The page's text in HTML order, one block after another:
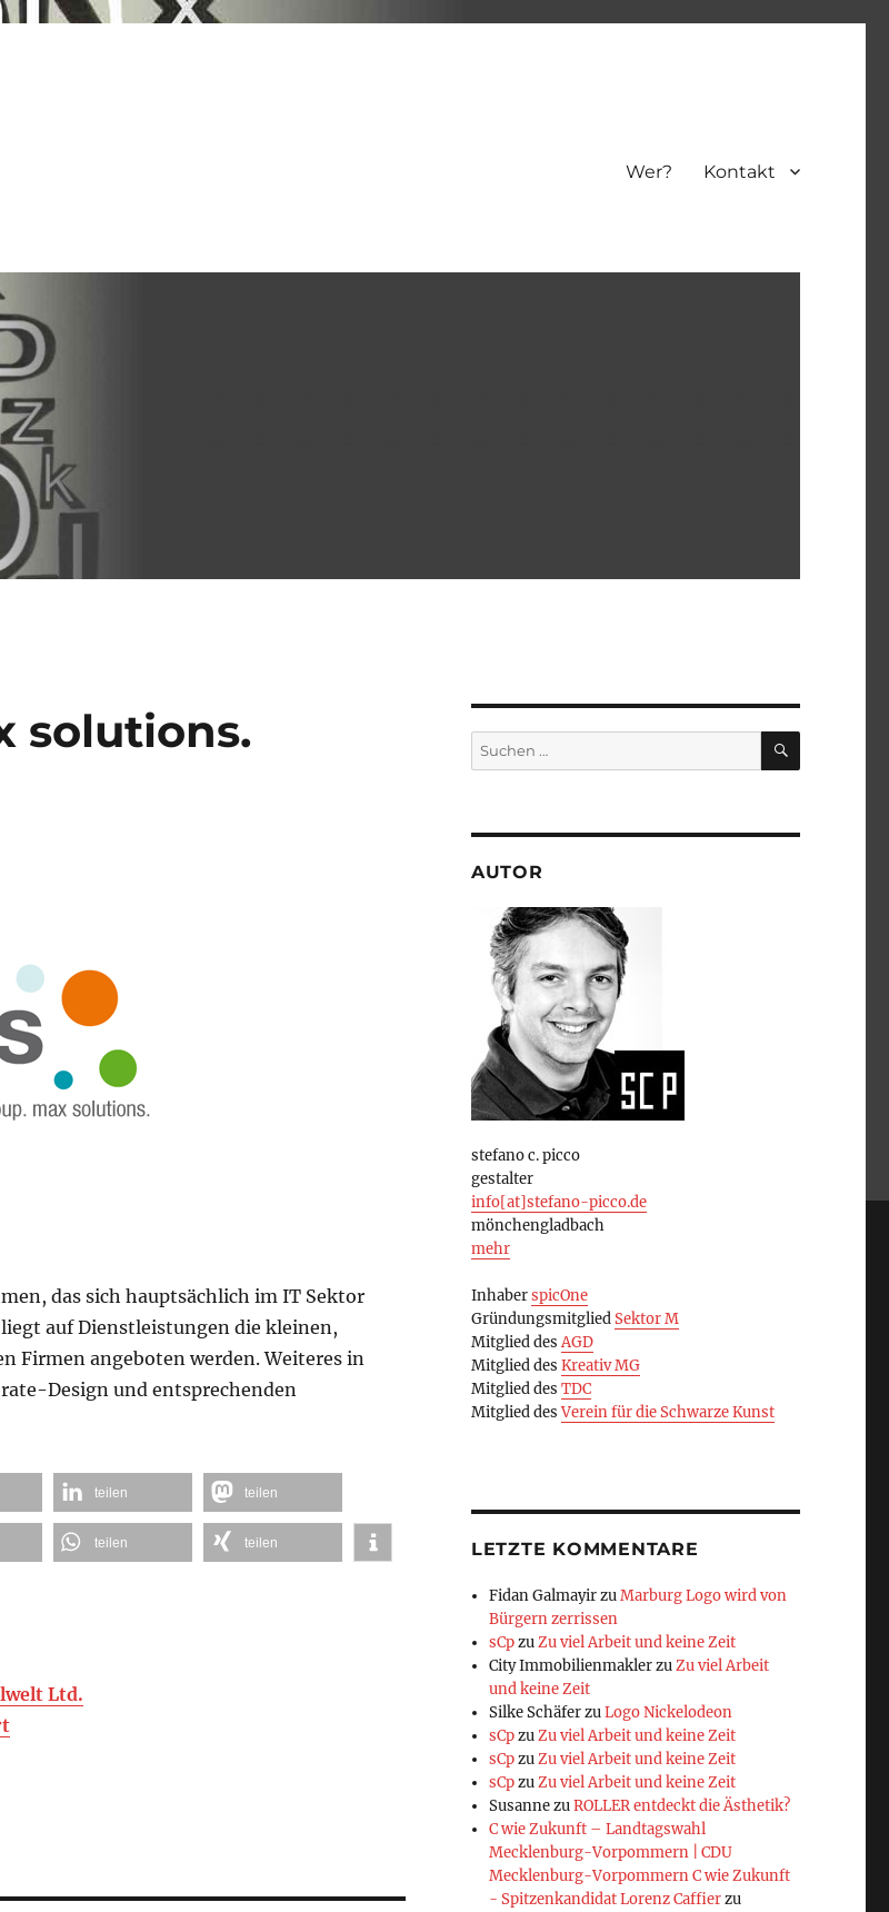
Wer? Kontakt
solutions.
das sich hauptsächlich im IT Sektor
auf Dienstleistungen die kleinen,
Firmen angeboten werden. Weiteres in
Design und entsprechenden
teilen teilen
teilen teilen
Ltd.
Suchen
nach:
SUCHEN
AUTOR
stefano c. picco
gestalter
info[at]stefano-picco.de
mönchengladbach
mehr
InhaberspicOne
GründungsmitgliedSektor M
Mitglied desAGD
Mitglied des Kreativ MG
Mitglied des TDC
Mitglied desVerein für die Schwarze Kunst
LETZTE KOMMENTARE
Fidan GalmayirzuMarburg Logo wird von
Bürgern zerrissen
sCpzuZu viel Arbeit und keine Zeit
City ImmobilienmaklerzuZu viel Arbeit
und keine Zeit
Silke SchäferzuLogo Nickelodeon
sCpzuZu viel Arbeit und keine Zeit
sCpzuZu viel Arbeit und keine Zeit
sCpzuZu viel Arbeit und keine Zeit
SusannezuROLLER entdeckt die Ästhetik?
C wie Zukunft – Landtagswahl
Mecklenburg-Vorpommern | CDU
Mecklenburg-Vorpommern C wie Zukunft
- Spitzenkandidat Lorenz Caffierzu